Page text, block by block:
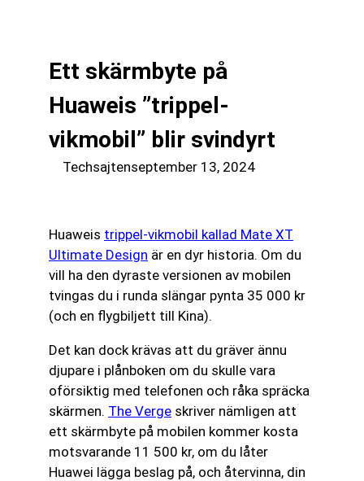
Ett skärmbyte på
Huaweis ”trippel-
vikmobil” blir svindyrt
Techsajtenseptember 13, 2024
Huaweis trippel-vikmobil kallad Mate XT
Ultimate Design är en dyr historia. Om du
vill ha den dyraste versionen av mobilen
tvingas du i runda slängar pynta 35 000 kr
(och en flygbiljett till Kina).
Det kan dock krävas att du gräver ännu
djupare i plånboken om du skulle vara
oförsiktig med telefonen och råka spräcka
skärmen. The Verge skriver nämligen att
ett skärmbyte på mobilen kommer kosta
motsvarande 11 500 kr, om du låter
Huawei lägga beslag på, och återvinna, din